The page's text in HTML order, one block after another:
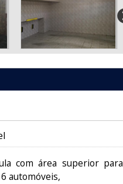
com área superior para
automóveis,